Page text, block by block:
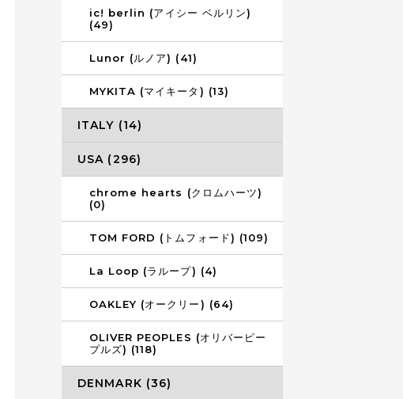
ic! berlin (アイシー ベルリン)
(49)
Lunor (ルノア) (41)
MYKITA (マイキータ) (13)
ITALY (14)
USA (296)
chrome hearts (クロムハーツ)
(0)
TOM FORD (トムフォード) (109)
La Loop (ラループ) (4)
OAKLEY (オークリー) (64)
OLIVER PEOPLES (オリバーピー
プルズ) (118)
DENMARK (36)